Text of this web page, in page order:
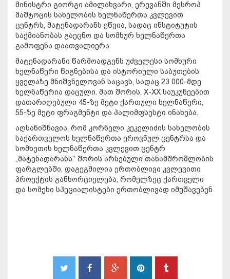
მინისტრი გიორგი ამილახვარი, ერევანში მესროპ
მაშტოცის სახელობის ხელნაწერთა კვლევით
ცენტრს, მატენადარანს ეწვია, სადაც ინსტიტუტის
საქმიანობას გაეცნო და სომხურ ხელნაწერთა
გამოფენა დაათვალიერა.
მატენადარანი წარმოადგენს უძველესი სომხური
ხელნაწერი წიგნებისა და ისტორიული საბუთების
ყველაზე მნიშვნელოვან საცავს, სადაც 23 000-მდე
ხელნაწერია დაცული. მათ შორის, X-XX საუკუნეებით
დათარიღებული 45-ზე მეტი ქართული ხელნაწერი,
55-ზე მეტი ფრაგმენტი და პალიმფსესტი ინახება.
აღსანიშნავია, რომ კორნელი კეკელიძის სახელობის
საქართველოს ხელნაწერთა ეროვნულ ცენტრსა და
სომხეთის ხელნაწერთა კვლევით ცენტრ
„მატენადარანს‘‘ შორის არსებული თანამშრომლობის
ფარგლებში, დაგეგმილია ერთობლივი კვლევითი
პროექტის განხორციელება, რომელზეც ქართველი
და სომეხი სპეციალისტები ერთობლივად იმუშავებენ.